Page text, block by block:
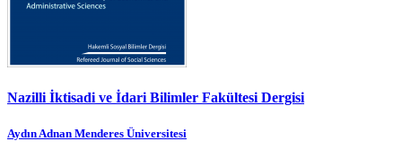
Nazilli İktisadi ve İdari Bilimler Fakültesi Dergisi
Aydın Adnan Menderes Üniversitesi